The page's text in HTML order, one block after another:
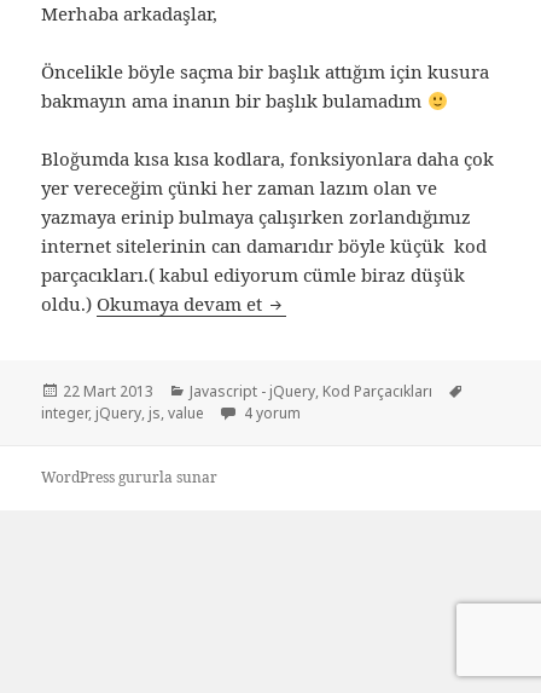
Merhaba arkadaşlar,
Öncelikle böyle saçma bir başlık attığım için kusura
bakmayın ama inanın bir başlık bulamadım
Bloğumda kısa kısa kodlara, fonksiyonlara daha çok
yer vereceğim çünki her zaman lazım olan ve
yazmaya erinip bulmaya çalışırken zorlandığımız
internet sitelerinin can damarıdır böyle küçük kod
parçacıkları.( kabul ediyorum cümle biraz düşük
oldu.)Okumaya devam et Javascript input değeri
Yayın
tarihi
22 Mart 2013 Kategoriler
Javascript - jQuery, Kod Parçacıkları
integer, jQuery, js,value Javascript input değeri integer’a çevirmek
4 yorum
WordPress gururla sunar